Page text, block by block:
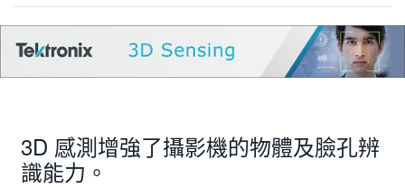
简体中文
日本語
3D 感測增強了攝影機的物體及臉孔辨
識能力。